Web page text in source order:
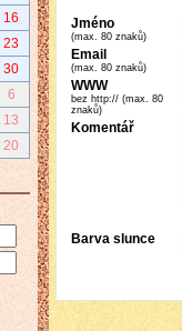
Jméno
(max. 80 znaků)
Email
(max. 80 znaků)
WWW
bez http:// (max. 80
znaků)
Komentář
Barva slunce
16
23
30
6
13
20